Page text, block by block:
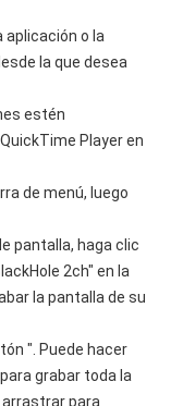
aplicación o la
la que desea
estén
Player en
de menú, luego
pantalla, haga clic
2ch" en la
la pantalla de su
". Puede hacer
grabar toda la
arrastrar para